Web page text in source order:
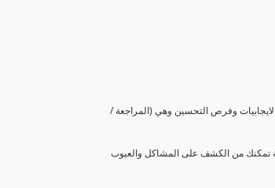
وفرص التحسين وهي (المراجعة /
تمكنك من الكشف على المشاكل والعيوب